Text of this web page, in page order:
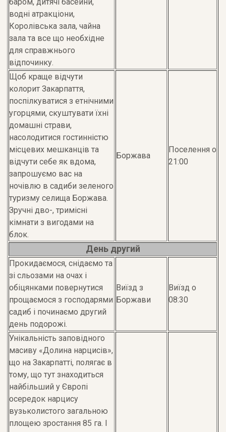
водні атракціони,
Королівська зала, чайна
зала та все що необхідне
для справжнього
відпочинку.
Щоб краще відчути
колорит Закарпаття,
поспілкуватися з етнічними
угорцями, скуштувати їхні
домашні страви,
насолодитися гостинністю
місцевих мешканців та
відчути себе як вдома,
запрошуємо вас на
ночівлю в садиби зеленого
туризму селища Боржава.
Зручні дво-, тримісні
кімнати з вигодами на
блок.
Боржава
Поселення о
21:00
День другий
Прокидаємося, снідаємо та
зі сльозами на очах і
обіцянками повернутися
прощаємося з господарями
садиб і починаємо другий
день подорожі.
Виїзд з
Боржави
Виїзд о
08:30
Унікальність заповідного
масиву «Долина нарцисів»,
що на Закарпатті, полягає в
тому, що тут знаходиться
найбільший у Європі
осередок нарцису
вузьколистого загальною
площею зростання 85 га. І